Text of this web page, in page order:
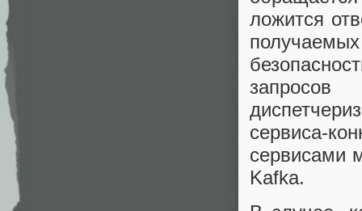
ложится
сервиса-
сервисами
Kafka.